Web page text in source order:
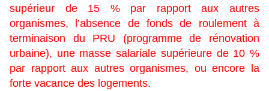
supérieur de 15 % par rapport aux autres
organismes, l’absence de fonds de roulement à
terminaison du PRU (programme de rénovation
urbaine), une masse salariale supérieure de 10 %
par rapport aux autres organismes, ou encore la
forte vacance des logements.